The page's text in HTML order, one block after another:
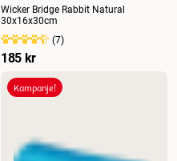
Wicker Bridge Rabbit Natural
30x16x30cm
(7)
185 kr
Kampanje!